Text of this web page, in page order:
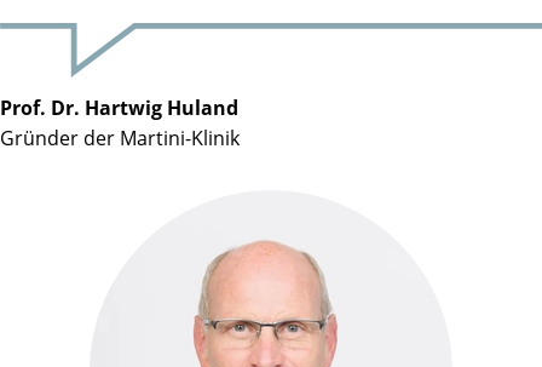
Prof. Dr. Hartwig Huland
Gründer der Martini-Klinik